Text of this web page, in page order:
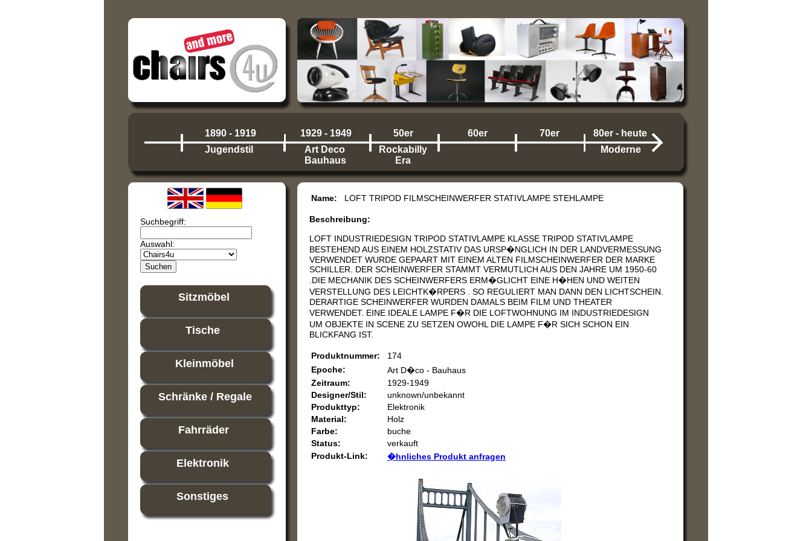
1890 - 1919
Jugendstil
1929 - 1949
Art Deco
Bauhaus
50er
Rockabilly
Era
60er 70er
80er - heute
Moderne
Suchbegriff:
Auswahl:
Sitzmöbel
Tische
Kleinmöbel
Schränke / Regale
Fahrräder
Elektronik
Sonstiges
Name: LOFT TRIPOD FILMSCHEINWERFER STATIVLAMPE STEHLAMPE
Beschreibung:
LOFT INDUSTRIEDESIGN TRIPOD STATIVLAMPE KLASSE TRIPOD STATIVLAMPE
BESTEHEND AUS EINEM HOLZSTATIV DAS URSP�NGLICH IN DER LANDVERMESSUNG
VERWENDET WURDE GEPAART MIT EINEM ALTEN FILMSCHEINWERFER DER MARKE
SCHILLER. DER SCHEINWERFER STAMMT VERMUTLICH AUS DEN JAHRE UM 1950-60
.DIE MECHANIK DES SCHEINWERFERS ERM�GLICHT EINE H�HEN UND WEITEN
VERSTELLUNG DES LEICHTK�RPERS . SO REGULIERT MAN DANN DEN LICHTSCHEIN.
DERARTIGE SCHEINWERFER WURDEN DAMALS BEIM FILM UND THEATER
VERWENDET. EINE IDEALE LAMPE F�R DIE LOFTWOHNUNG IM INDUSTRIEDESIGN
UM OBJEKTE IN SCENE ZU SETZEN OWOHL DIE LAMPE F�R SICH SCHON EIN
BLICKFANG IST.
Produktnummer:
174
Epoche:
Art D�co - Bauhaus
Zeitraum:
1929-1949
Designer/Stil:
unknown/unbekannt
Produkttyp:
Elektronik
Material:
Holz
Farbe:
buche
Status:
verkauft
Produkt-Link:
�hnliches Produkt anfragen